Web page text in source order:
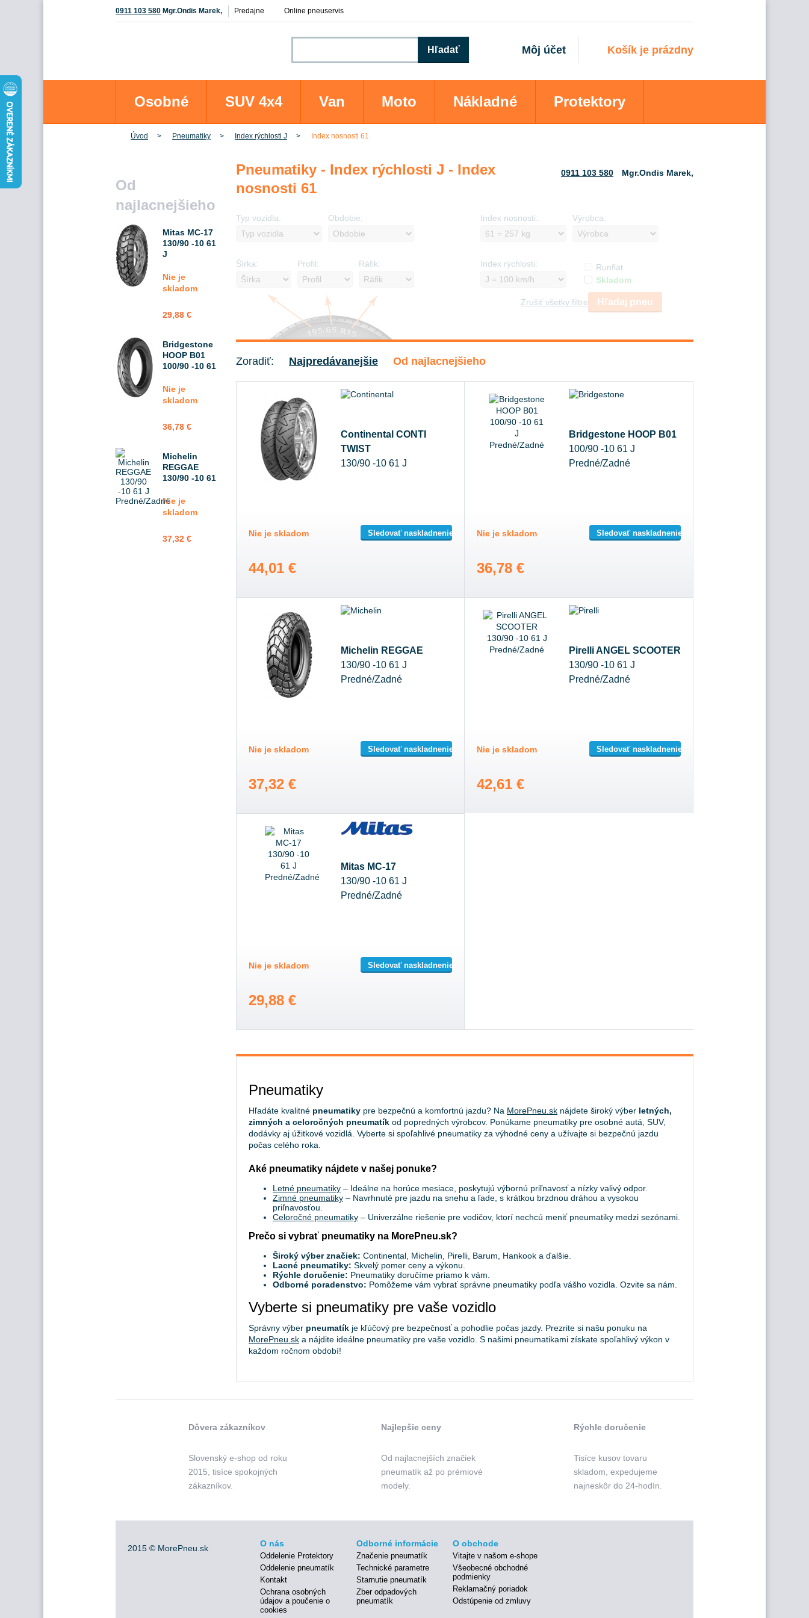
0911 103 580 Mgr.Ondis Marek, Predajne Online pneuservis
Košík je prázdny
Môj účet
Hľadať
Osobné SUV 4x4 Van Moto Nákladné Protektory
Úvod Pneumatiky Index rýchlosti J Index nosnosti 61
Od
najlacnejšieho
Mitas MC-17
130/90 -10 61
J
Nie je
skladom
29,88 €
Bridgestone
HOOP B01
100/90 -10 61
Predné/Zadné
Nie je
skladom
36,78 €
Michelin
REGGAE
130/90 -10 61
Predné/Zadné
Nie je
skladom
37,32 €
Pneumatiky - Index rýchlosti J - Index
nosnosti 61
0911 103 580 Mgr.Ondis Marek,
Typ vozidla: Obdobie: Index nosnosti: Výrobca:
Šírka: Profil: Ráfik: Index rýchlosti:
Runflat
Skladom
Zrušiť všetky filtre Hľadaj pneu
Zoradiť: Najpredávanejšie Od najlacnejšieho
Continental CONTI
TWIST
130/90 -10 61 J
Nie je skladom Sledovať naskladnenie
44,01 €
Bridgestone HOOP B01
100/90 -10 61 J
Predné/Zadné
Nie je skladom Sledovať naskladnenie
36,78 €
Michelin REGGAE
130/90 -10 61 J
Predné/Zadné
Nie je skladom Sledovať naskladnenie
37,32 €
Pirelli ANGEL SCOOTER
130/90 -10 61 J
Predné/Zadné
Nie je skladom Sledovať naskladnenie
42,61 €
Mitas MC-17
130/90 -10 61 J
Predné/Zadné
Nie je skladom Sledovať naskladnenie
29,88 €
Pneumatiky
Hľadáte kvalitné pneumatiky pre bezpečnú a komfortnú jazdu? Na MorePneu.sk nájdete široký výber letných,
zimných a celoročných pneumatík od popredných výrobcov. Ponúkame pneumatiky pre osobné autá, SUV,
dodávky aj úžitkové vozidlá. Vyberte si spoľahlivé pneumatiky za výhodné ceny a užívajte si bezpečnú jazdu
počas celého roka.
Aké pneumatiky nájdete v našej ponuke?
Letné pneumatiky – Ideálne na horúce mesiace, poskytujú výbornú priľnavosť a nízky valivý odpor.
Zimné pneumatiky – Navrhnuté pre jazdu na snehu a ľade, s krátkou brzdnou dráhou a vysokou
priľnavosťou.
Celoročné pneumatiky – Univerzálne riešenie pre vodičov, ktorí nechcú meniť pneumatiky medzi sezónami.
Prečo si vybrať pneumatiky na MorePneu.sk?
Široký výber značiek: Continental, Michelin, Pirelli, Barum, Hankook a ďalšie.
Lacné pneumatiky: Skvelý pomer ceny a výkonu.
Rýchle doručenie: Pneumatiky doručíme priamo k vám.
Odborné poradenstvo: Pomôžeme vám vybrať správne pneumatiky podľa vášho vozidla. Ozvite sa nám.
Vyberte si pneumatiky pre vaše vozidlo
Správny výber pneumatík je kľúčový pre bezpečnosť a pohodlie počas jazdy. Prezrite si našu ponuku na
MorePneu.sk a nájdite ideálne pneumatiky pre vaše vozidlo. S našimi pneumatikami získate spoľahlivý výkon v
každom ročnom období!
Dôvera zákazníkov
Slovenský e-shop od roku
2015, tisíce spokojných
zákazníkov.
Najlepšie ceny
Od najlacnejších značiek
pneumatík až po prémiové
modely.
Rýchle doručenie
Tisíce kusov tovaru
skladom, expedujeme
najneskôr do 24-hodín.
2015 © MorePneu.sk O nás
Oddelenie Protektory
Oddelenie pneumatík
Kontakt
Ochrana osobných
údajov a poučenie o
cookies
Odborné informácie
Značenie pneumatík
Technické parametre
Starnutie pneumatík
Zber odpadových
pneumatík
O obchode
Vitajte v našom e-shope
Všeobecné obchodné
podmienky
Reklamačný poriadok
Odstúpenie od zmluvy